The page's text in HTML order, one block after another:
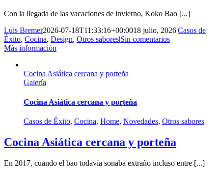
Con la llegada de las vacaciones de invierno, Koko Bao [...]
Luis Bremer2026-07-18T11:33:16+00:0018 julio, 2026|Casos de
Éxito, Cocina, Design, Otros sabores|Sin comentarios
Más información
Cocina Asiática cercana y porteña
Galería
Cocina Asiática cercana y porteña
Casos de Éxito, Cocina, Home, Novedades, Otros sabores
Cocina Asiática cercana y porteña
En 2017, cuando el bao todavía sonaba extraño incluso entre [...]